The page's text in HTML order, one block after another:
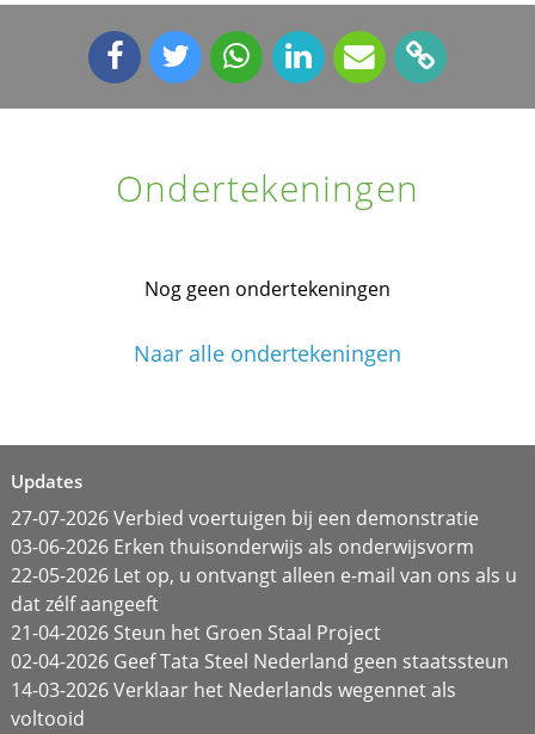
Ondertekeningen
Nog geen ondertekeningen
Naar alle ondertekeningen
Updates
27-07-2026 Verbied voertuigen bij een demonstratie
03-06-2026 Erken thuisonderwijs als onderwijsvorm
22-05-2026 Let op, u ontvangt alleen e-mail van ons als u
dat zélf aangeeft
21-04-2026 Steun het Groen Staal Project
02-04-2026 Geef Tata Steel Nederland geen staatssteun
14-03-2026 Verklaar het Nederlands wegennet als
voltooid